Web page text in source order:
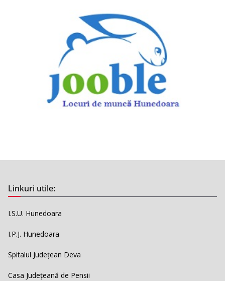
Linkuri utile:
I.S.U. Hunedoara
I.P.J. Hunedoara
Spitalul Județean Deva
Casa Județeană de Pensii